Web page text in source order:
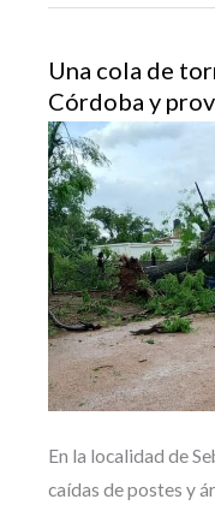
Una cola de
Córdoba y
En la localidad de
caídas de postes y